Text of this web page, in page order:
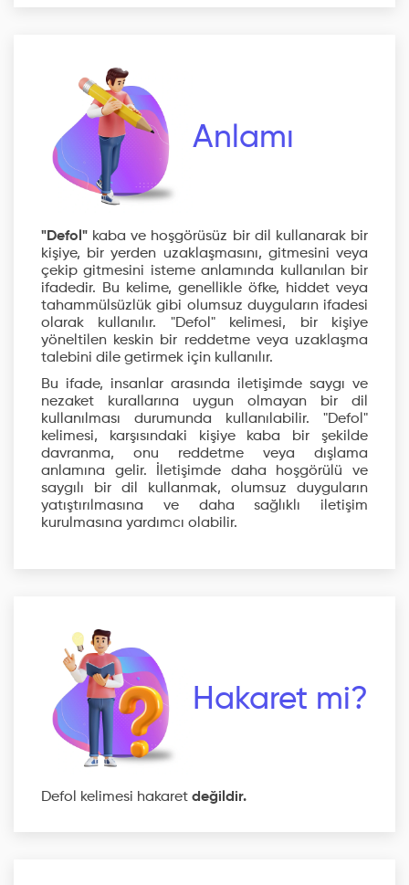
Anlamı
"Defol" kaba ve hoşgörüsüz bir dil kullanarak bir
kişiye, bir yerden uzaklaşmasını, gitmesini veya
çekip gitmesini isteme anlamında kullanılan bir
ifadedir. Bu kelime, genellikle öfke, hiddet veya
tahammülsüzlük gibi olumsuz duyguların ifadesi
olarak kullanılır. "Defol" kelimesi, bir kişiye
yöneltilen keskin bir reddetme veya uzaklaşma
talebini dile getirmek için kullanılır.
Bu ifade, insanlar arasında iletişimde saygı ve
nezaket kurallarına uygun olmayan bir dil
kullanılması durumunda kullanılabilir. "Defol"
kelimesi, karşısındaki kişiye kaba bir şekilde
davranma, onu reddetme veya dışlama
anlamına gelir. İletişimde daha hoşgörülü ve
saygılı bir dil kullanmak, olumsuz duyguların
yatıştırılmasına ve daha sağlıklı iletişim
kurulmasına yardımcı olabilir.
Hakaret mi?
Defol kelimesi hakaret değildir.